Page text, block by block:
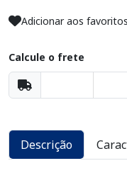
Adicionar aos favoritos
Calcule o frete
Descrição